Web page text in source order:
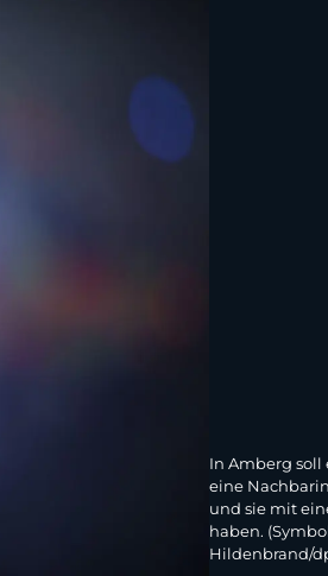
In Amberg
eine
und sie mit
haben.
Hildenbrand/